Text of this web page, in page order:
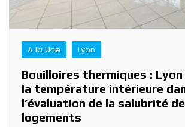
A la Une Lyon
Bouilloires thermiques :
la température intérieure
l’évaluation de la salubrité
logements